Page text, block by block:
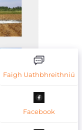
Faigh Uathbhreithniú
Facebook